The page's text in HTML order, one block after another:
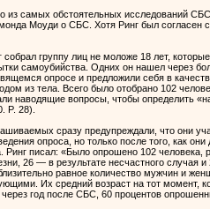
из самых обстоятельных исследований
Моуди о СБС. Хотя Ринг был согласен
собрал группу лиц не моложе 18 лет,
самоубийства. Одних он нашел через
опросе и предложили себя в
из тела. Всего было отобрано 102
наводящие вопросы, чтобы определить
P. 28).
сразу предупреждали, что они
опроса, но только после того, как
Ринг писал: «Было опрошено 102 человека,
26 — в результате несчастного
равное количество мужчин и
Их средний возраст на тот момент,
год после СБС, 60 процентов